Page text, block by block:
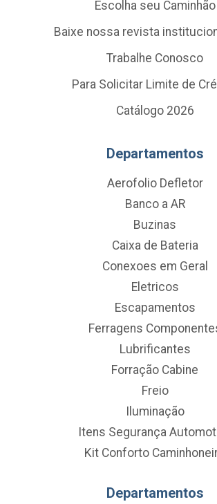
Escolha seu Caminhão
Baixe nossa revista
Trabalhe Conosco
Para Solicitar Limite de
Catálogo 2026
Departamentos
Aerofolio Defletor
Banco a AR
Buzinas
Caixa de Bateria
Conexoes em Geral
Eletricos
Escapamentos
Ferragens
Lubrificantes
Forração Cabine
Freio
Iluminação
Itens Segurança
Kit Conforto
Departamentos